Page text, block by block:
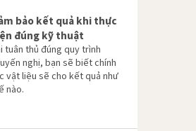
bảo kết quả khi thực
đúng kỹ thuật
tuân thủ đúng quy trình
nghị, bạn sẽ biết chính
vật liệu sẽ cho kết quả như
nào.